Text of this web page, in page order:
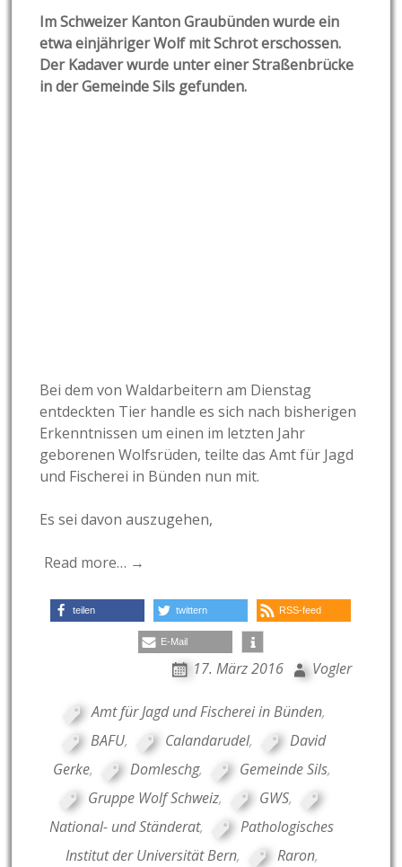
Im Schweizer Kanton Graubünden wurde ein
etwa einjähriger Wolf mit Schrot erschossen.
Der Kadaver wurde unter einer Straßenbrücke
in der Gemeinde Sils gefunden.
Bei dem von Waldarbeitern am Dienstag
entdeckten Tier handle es sich nach bisherigen
Erkenntnissen um einen im letzten Jahr
geborenen Wolfsrüden, teilte das Amt für Jagd
und Fischerei in Bünden nun mit.
Es sei davon auszugehen,
Read more… →
teilen twittern RSS-feed
E-Mail
17. März 2016 Vogler
Amt für Jagd und Fischerei in Bünden,
BAFU, Calandarudel,
David
Gerke, Domleschg, Gemeinde Sils,
Gruppe Wolf Schweiz, GWS,
National- und Ständerat,
Pathologisches
Institut der Universität Bern, Raron,